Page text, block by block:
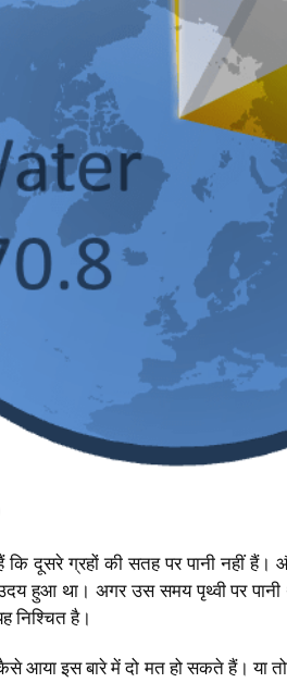
कि दूसरे ग्रहों की सतह पर पानी नहीं
हुआ था। अगर उस समय पृथ्वी पर
निश्चित है।
आया इस बारे में दो मत हो सकते हैं। या